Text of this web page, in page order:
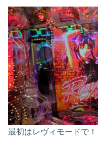
最初はレヴィモードで！